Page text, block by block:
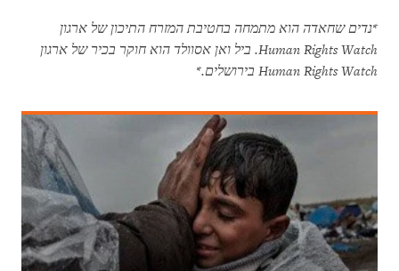
*נדים שחאדה הוא מתמחה בחטיבת המזרח התיכון של ארגון
Human Rights Watch. ביל ואן אסוולד הוא חוקר בכיר של ארגון
Human Rights Watch בירושלים.*